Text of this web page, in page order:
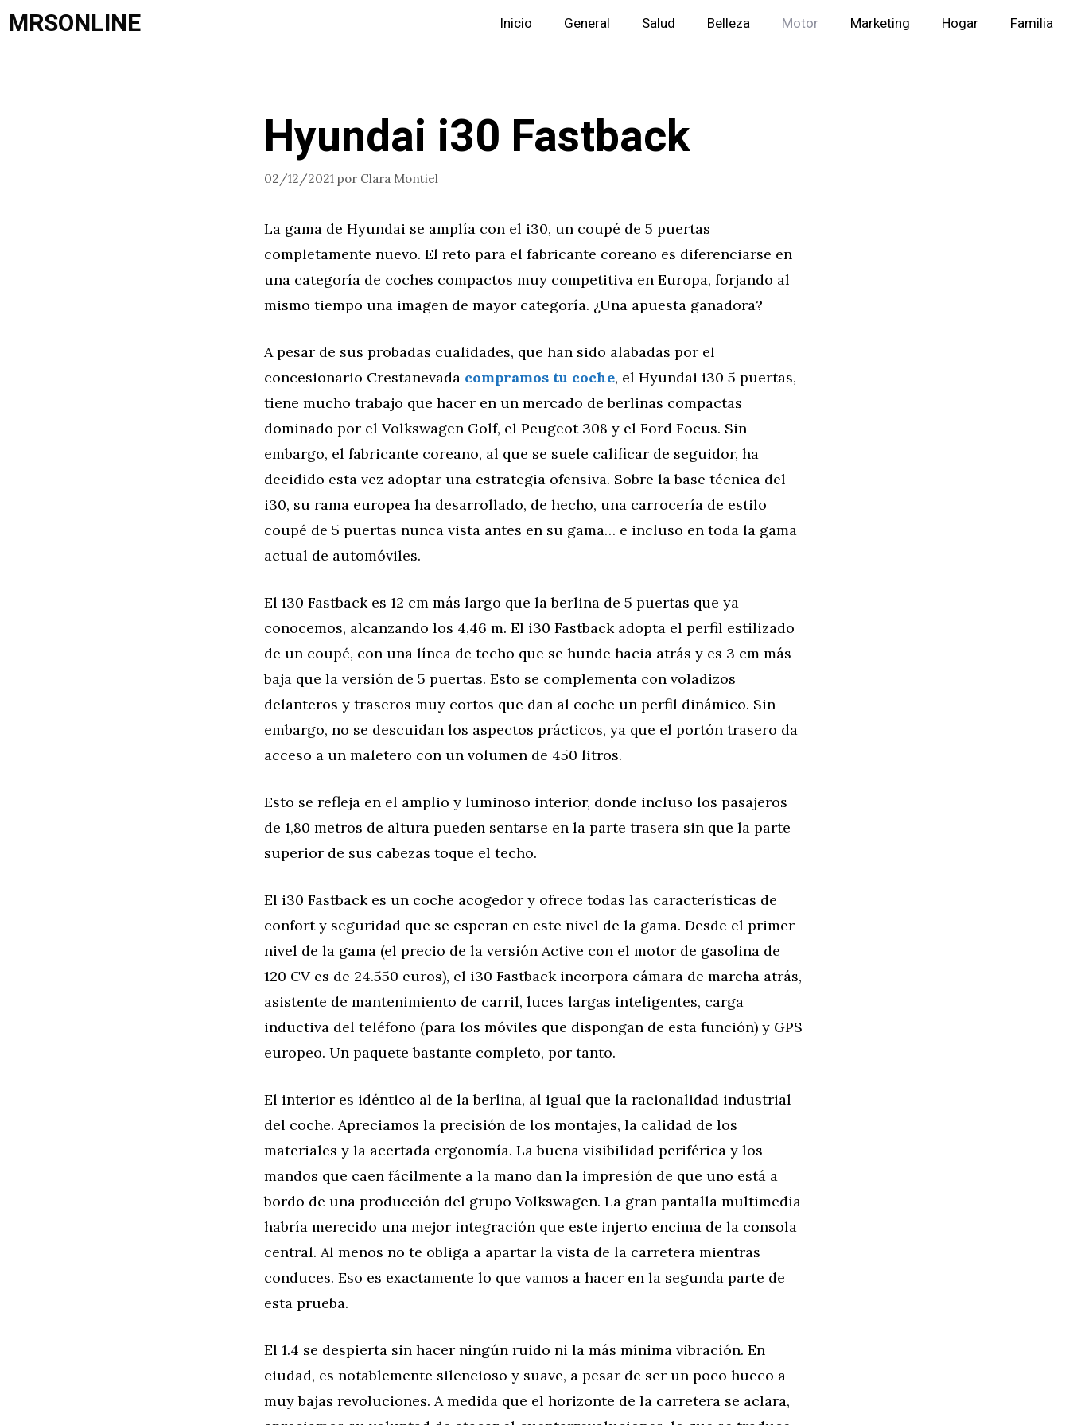
Saltar
alMRSONLINE Inicio General Salud Belleza Motor Marketing Hogar Familia
Hyundai i30 Fastback
02/12/2021 por Clara Montiel
La gama de Hyundai se amplía con el i30, un coupé de 5 puertas
completamente nuevo. El reto para el fabricante coreano es diferenciarse en
una categoría de coches compactos muy competitiva en Europa, forjando al
mismo tiempo una imagen de mayor categoría. ¿Una apuesta ganadora?
A pesar de sus probadas cualidades, que han sido alabadas por el
concesionario Crestanevada compramos tu coche, el Hyundai i30 5 puertas,
tiene mucho trabajo que hacer en un mercado de berlinas compactas
dominado por el Volkswagen Golf, el Peugeot 308 y el Ford Focus. Sin
embargo, el fabricante coreano, al que se suele calificar de seguidor, ha
decidido esta vez adoptar una estrategia ofensiva. Sobre la base técnica del
i30, su rama europea ha desarrollado, de hecho, una carrocería de estilo
coupé de 5 puertas nunca vista antes en su gama… e incluso en toda la gama
actual de automóviles.
El i30 Fastback es 12 cm más largo que la berlina de 5 puertas que ya
conocemos, alcanzando los 4,46 m. El i30 Fastback adopta el perfil estilizado
de un coupé, con una línea de techo que se hunde hacia atrás y es 3 cm más
baja que la versión de 5 puertas. Esto se complementa con voladizos
delanteros y traseros muy cortos que dan al coche un perfil dinámico. Sin
embargo, no se descuidan los aspectos prácticos, ya que el portón trasero da
acceso a un maletero con un volumen de 450 litros.
Esto se refleja en el amplio y luminoso interior, donde incluso los pasajeros
de 1,80 metros de altura pueden sentarse en la parte trasera sin que la parte
superior de sus cabezas toque el techo.
El i30 Fastback es un coche acogedor y ofrece todas las características de
confort y seguridad que se esperan en este nivel de la gama. Desde el primer
nivel de la gama (el precio de la versión Active con el motor de gasolina de
120 CV es de 24.550 euros), el i30 Fastback incorpora cámara de marcha atrás,
asistente de mantenimiento de carril, luces largas inteligentes, carga
inductiva del teléfono (para los móviles que dispongan de esta función) y GPS
europeo. Un paquete bastante completo, por tanto.
El interior es idéntico al de la berlina, al igual que la racionalidad industrial
del coche. Apreciamos la precisión de los montajes, la calidad de los
materiales y la acertada ergonomía. La buena visibilidad periférica y los
mandos que caen fácilmente a la mano dan la impresión de que uno está a
bordo de una producción del grupo Volkswagen. La gran pantalla multimedia
habría merecido una mejor integración que este injerto encima de la consola
central. Al menos no te obliga a apartar la vista de la carretera mientras
conduces. Eso es exactamente lo que vamos a hacer en la segunda parte de
esta prueba.
El 1.4 se despierta sin hacer ningún ruido ni la más mínima vibración. En
ciudad, es notablemente silencioso y suave, a pesar de ser un poco hueco a
muy bajas revoluciones. A medida que el horizonte de la carretera se aclara,